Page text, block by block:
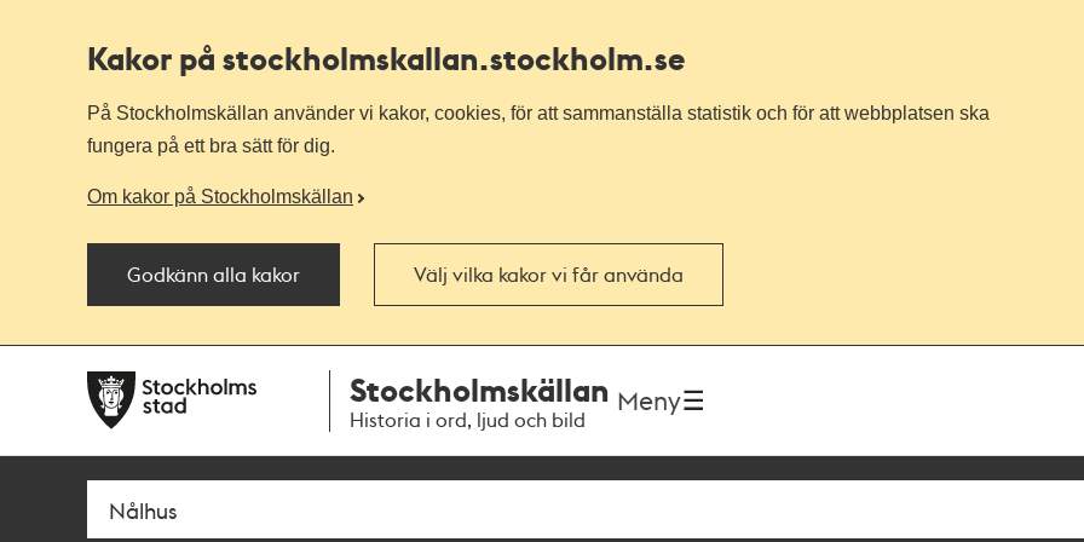
Kakor på stockholmskallan.stockholm.se
På Stockholmskällan använder vi kakor, cookies, för att sammanställa statistik och för att webbplatsen ska
fungera på ett bra sätt för dig.
Om kakor på Stockholmskällan
Godkänn alla kakor Välj vilka kakor vi får använda
navigationen
huvudinnehållet
Stockholmskällan
Historia i ord, ljud och bild
Meny
SökFritextsök